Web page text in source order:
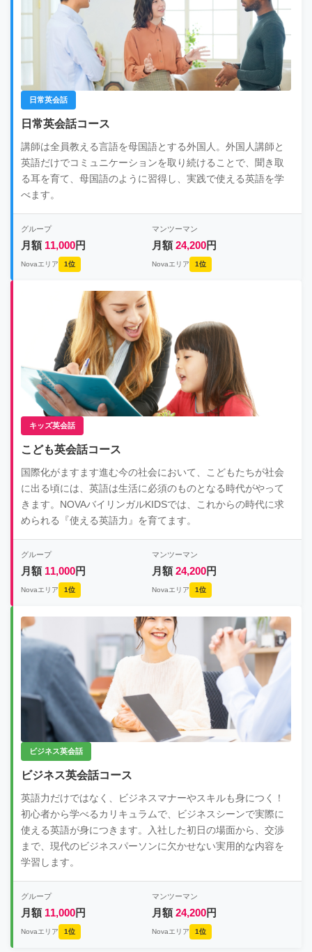
日常英会話
日常英会話コース
講師は全員教える言語を母国語とする外国人。外国人講師と
英語だけでコミュニケーションを取り続けることで、聞き取
る耳を育て、母国語のように習得し、実践で使える英語を学
べます。
グループ
月額 11,000円
Novaエリア 1位
マンツーマン
月額24,200円
Novaエリア 1位
キッズ英会話
こども英会話コース
国際化がますます進む今の社会において、こどもたちが社会
に出る頃には、英語は生活に必須のものとなる時代がやって
きます。NOVAバイリンガルKIDSでは、これからの時代に求
められる『使える英語力』を育てます。
グループ
月額 11,000円
Novaエリア 1位
マンツーマン
月額24,200円
Novaエリア 1位
ビジネス英会話
ビジネス英会話コース
英語力だけではなく、ビジネスマナーやスキルも身につく！
初心者から学べるカリキュラムで、ビジネスシーンで実際に
使える英語が身につきます。入社した初日の場面から、交渉
まで、現代のビジネスパーソンに欠かせない実用的な内容を
学習します。
グループ
月額 11,000円
Novaエリア 1位
マンツーマン
月額24,200円
Novaエリア 1位